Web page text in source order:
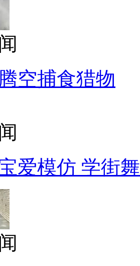
空捕食猎物
爱模仿 学街